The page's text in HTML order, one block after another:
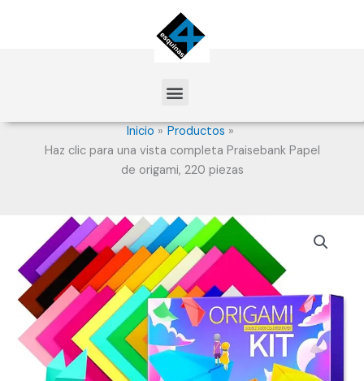
Menu
Inicio
Productos
Haz clic para una vista completa Praisebank Papel
de origami, 220 piezas